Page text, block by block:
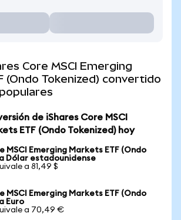
Core MSCI Emerging
(Ondo Tokenized) convertido
de iShares Core MSCI
ETF (Ondo Tokenized) hoy
MSCI Emerging Markets ETF (Ondo
Dólar estadounidense
a 81,49 $
MSCI Emerging Markets ETF (Ondo
Euro
a 70,49 €